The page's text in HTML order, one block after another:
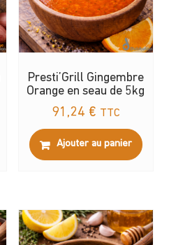
Presti’Grill Gingembre
Orange en seau de 5kg
91,24 € TTC
Ajouter au panier